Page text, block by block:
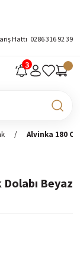
Hattı 0286 316 92 39
Alvinka 180
Beyaz